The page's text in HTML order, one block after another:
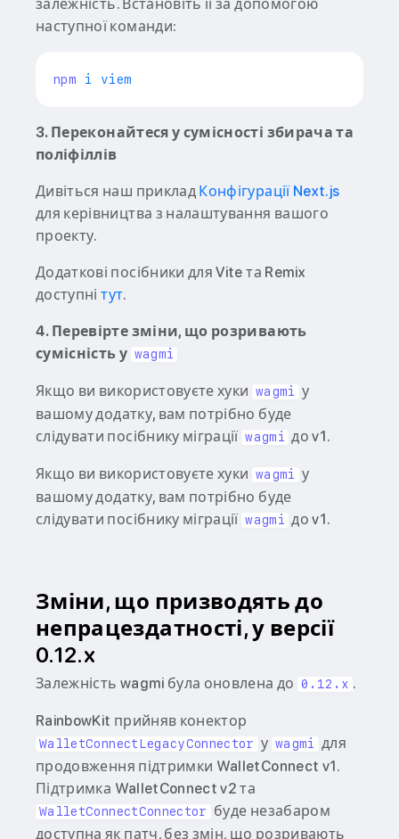
залежність. Встановіть її за допомогою
наступної команди:
npm
3. Переконайтеся у сумісності збирача та
поліфіллів
Дивіться наш приклад Конфігурації Next.js
для керівництва з налаштування вашого
проекту.
Додаткові посібники для Vite та Remix
доступнітут.
4. Перевірте зміни, що розривають
сумісність у wagmi
Якщо ви використовуєте хуки wagmi
у
вашому додатку, вам потрібно буде
слідувати посібнику міграції wagmi до v1.
Якщо ви використовуєте хуки wagmi
у
вашому додатку, вам потрібно буде
слідувати посібнику міграції wagmi до v1.
Зміни, що призводять до
непрацездатності, у версії
0.12.x
Залежність wagmi була оновлена до 0.12.x .
RainbowKit прийняв конектор
WalletConnectLegacyConnector у wagmi
для
продовження підтримки WalletConnect v1.
Підтримка WalletConnect v2 та
WalletConnectConnector
буде незабаром
доступна як патч, без змін, що розривають